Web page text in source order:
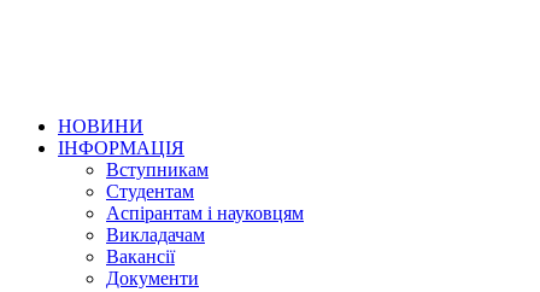
НОВИНИ
ІНФОРМАЦІЯ
Вступникам
Студентам
Аспірантам і науковцям
Викладачам
Вакансії
Документи